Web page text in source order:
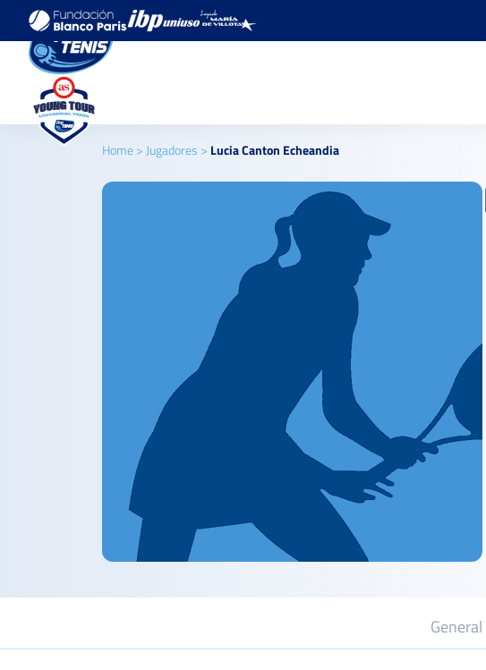
Home> Jugadores > Lucia Canton Echeandia
General